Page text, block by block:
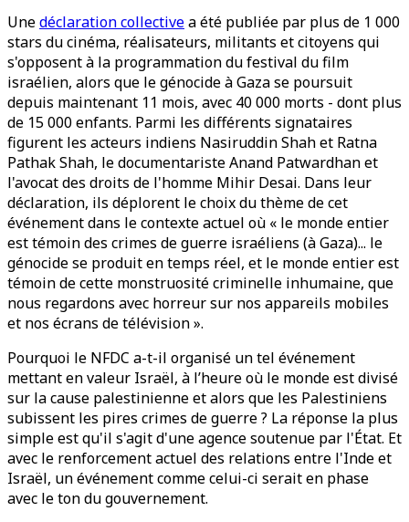
Unedéclaration collectivea été publiée par plus de 1 000
stars du cinéma, réalisateurs, militants et citoyens qui
s'opposent à la programmation du festival du film
israélien, alors que le génocide à Gaza se poursuit
depuis maintenant 11 mois, avec 40 000 morts - dont plus
de 15 000 enfants. Parmi les différents signataires
figurent les acteurs indiens Nasiruddin Shah et Ratna
Pathak Shah, le documentariste Anand Patwardhan et
l'avocat des droits de l'homme Mihir Desai. Dans leur
déclaration, ils déplorent le choix du thème de cet
événement dans le contexte actuel où « le monde entier
est témoin des crimes de guerre israéliens (à Gaza)... le
génocide se produit en temps réel, et le monde entier est
témoin de cette monstruosité criminelle inhumaine, que
nous regardons avec horreur sur nos appareils mobiles
et nos écrans de télévision ».
Pourquoi le NFDC a-t-il organisé un tel événement
mettant en valeur Israël, à l’heure où le monde est divisé
sur la cause palestinienne et alors que les Palestiniens
subissent les pires crimes de guerre ? La réponse la plus
simple est qu'il s'agit d'une agence soutenue par l'État. Et
avec le renforcement actuel des relations entre l'Inde et
Israël, un événement comme celui-ci serait en phase
avec le ton du gouvernement.